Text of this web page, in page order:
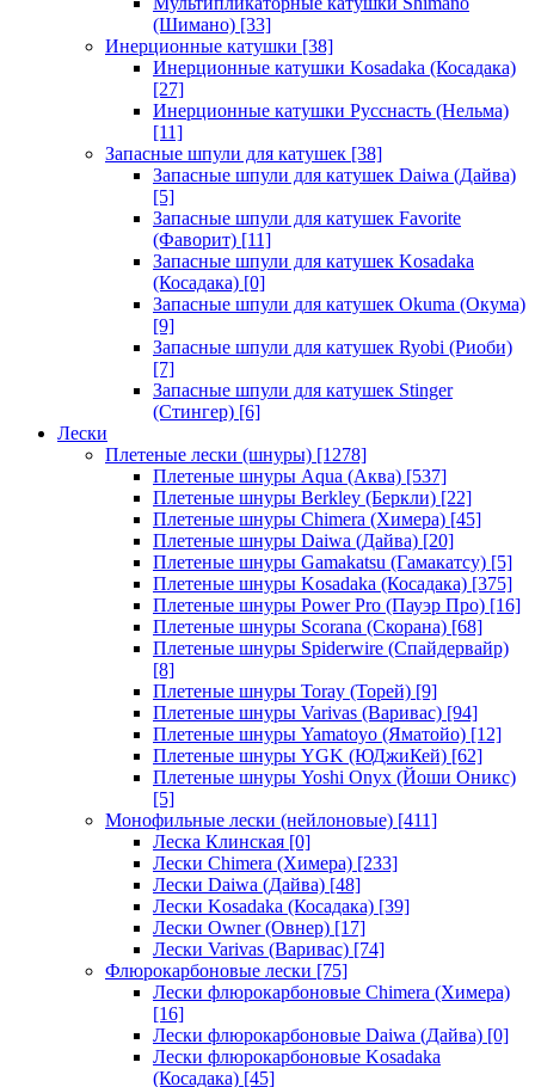
(Шимано) [33]
Инерционные катушки [38]
Инерционные катушки Kosadaka (Косадака)
[27]
Инерционные катушки Русснасть (Нельма)
[11]
Запасные шпули для катушек [38]
Запасные шпули для катушек Daiwa (Дайва)
[5]
Запасные шпули для катушек Favorite
(Фаворит) [11]
Запасные шпули для катушек Kosadaka
(Косадака) [0]
Запасные шпули для катушек Okuma (Окума)
[9]
Запасные шпули для катушек Ryobi (Риоби)
[7]
Запасные шпули для катушек Stinger
(Стингер) [6]
Лески
Плетеные лески (шнуры) [1278]
Плетеные шнуры Aqua (Аква) [537]
Плетеные шнуры Berkley (Беркли) [22]
Плетеные шнуры Chimera (Химера) [45]
Плетеные шнуры Daiwa (Дайва) [20]
Плетеные шнуры Gamakatsu (Гамакатсу) [5]
Плетеные шнуры Kosadaka (Косадака) [375]
Плетеные шнуры Power Pro (Пауэр Про) [16]
Плетеные шнуры Scorana (Скорана) [68]
Плетеные шнуры Spiderwire (Спайдервайр)
[8]
Плетеные шнуры Toray (Торей) [9]
Плетеные шнуры Varivas (Варивас) [94]
Плетеные шнуры Yamatoyo (Яматойо) [12]
Плетеные шнуры YGK (ЮДжиКей) [62]
Плетеные шнуры Yoshi Onyx (Йоши Оникс)
[5]
Монофильные лески (нейлоновые) [411]
Леска Клинская [0]
Лески Chimera (Химера) [233]
Лески Daiwa (Дайва) [48]
Лески Kosadaka (Косадака) [39]
Лески Owner (Овнер) [17]
Лески Varivas (Варивас) [74]
Флюрокарбоновые лески [75]
Лески флюрокарбоновые Chimera (Химера)
[16]
Лески флюрокарбоновые Daiwa (Дайва) [0]
Лески флюрокарбоновые Kosadaka
(Косадака) [45]